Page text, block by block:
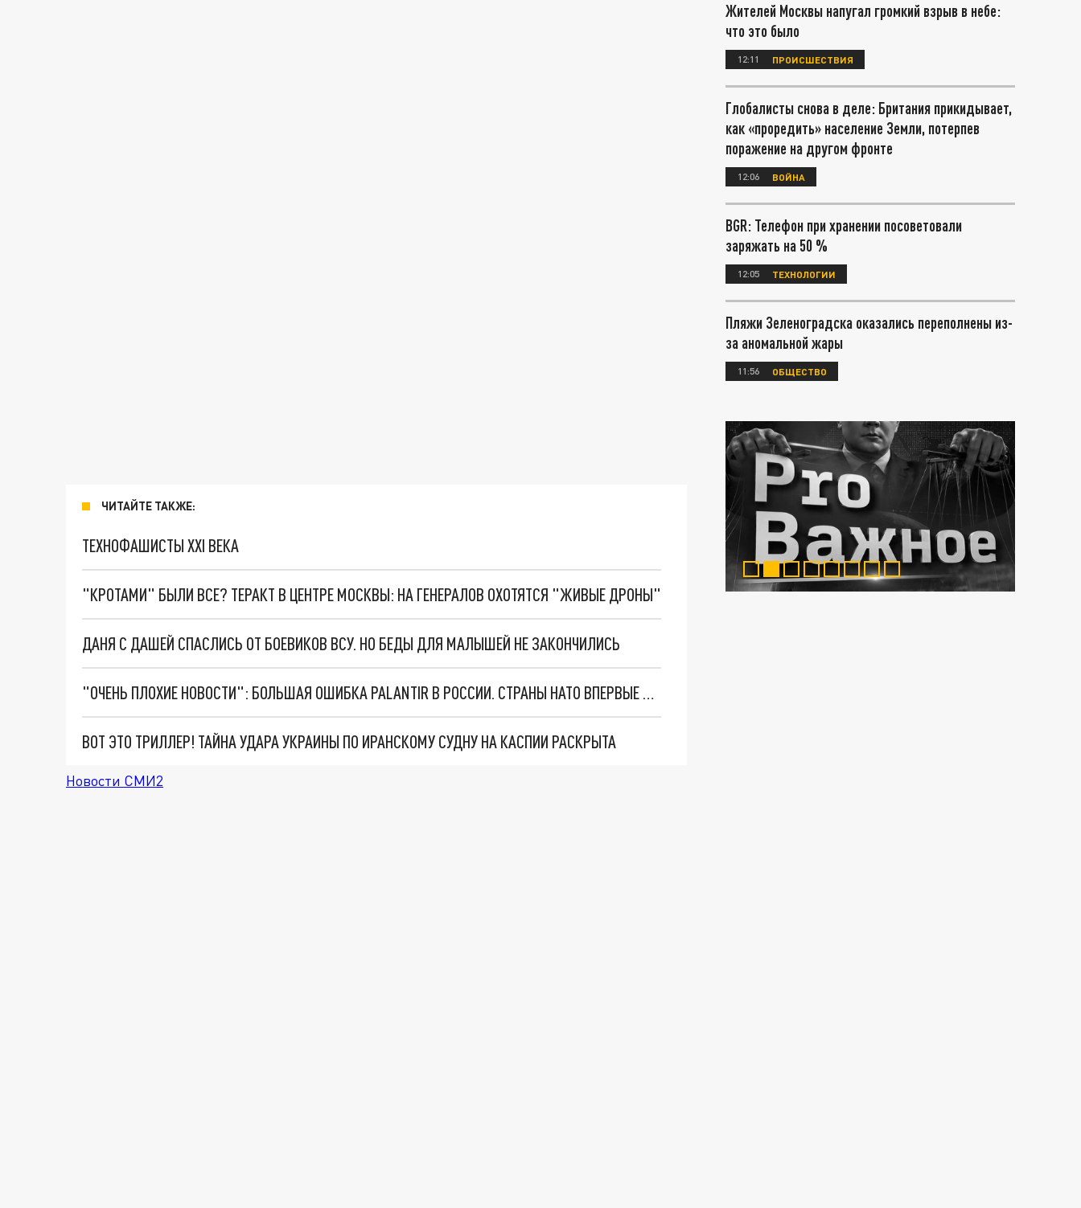
ЧИТАЙТЕ ТАКЖЕ:
ТЕХНОФАШИСТЫ XXI ВЕКА
"КРОТАМИ" БЫЛИ ВСЕ? ТЕРАКТ В ЦЕНТРЕ МОСКВЫ: НА ГЕНЕРАЛОВ ОХОТЯТСЯ "ЖИВЫЕ ДРОНЫ"
ДАНЯ С ДАШЕЙ СПАСЛИСЬ ОТ БОЕВИКОВ ВСУ. НО БЕДЫ ДЛЯ МАЛЫШЕЙ НЕ ЗАКОНЧИЛИСЬ
"ОЧЕНЬ ПЛОХИЕ НОВОСТИ": БОЛЬШАЯ ОШИБКА PALANTIR В РОССИИ. СТРАНЫ НАТО ВПЕРВЫЕ ЗА СВО ОСТАНОВИЛИ ПОСТАВКИ ОРУЖИЯ. ВСУ ТЕРЯЮТ ПРИГРАНИЧЬЕ?
ВОТ ЭТО ТРИЛЛЕР! ТАЙНА УДАРА УКРАИНЫ ПО ИРАНСКОМУ СУДНУ НА КАСПИИ РАСКРЫТА
Новости СМИ2
Жителей Москвы напугал громкий взрыв в небе:
что это было
12:11 ПРОИСШЕСТВИЯ
Глобалисты снова в деле: Британия прикидывает,
как «проредить» население Земли, потерпев
поражение на другом фронте
12:06 ВОЙНА
BGR: Телефон при хранении посоветовали
заряжать на 50 %
12:05 ТЕХНОЛОГИИ
Пляжи Зеленоградска оказались переполнены из-
за аномальной жары
11:56 ОБЩЕСТВО